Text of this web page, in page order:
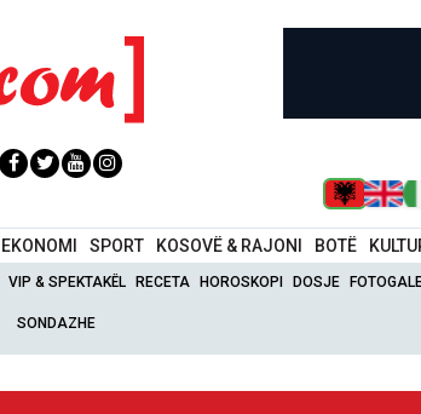
EKONOMI SPORT KOSOVË & RAJONI BOTË
VIP & SPEKTAKËL RECETA HOROSKOPI DOSJE
SONDAZHE